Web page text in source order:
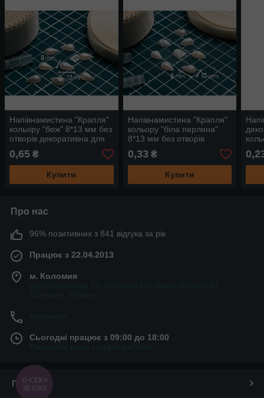
Напівнамистина "Крапля"
кольору "беж" 8*13 мм без
отворів декоративна для
декору, рукоділля, хобі
0,65 ₴
Купити
Напівнамистина "Крапля"
кольору "біла перлина"
8*13 мм без отворів
декоративна для декору,
рукоділля, хобі
0,33 ₴
Купити
Про нас
96% позитивних з 841 відгука за рік
Працює з 22.04.2013
м. Коломия
Сьогодні працює з 09:00 до 18:00
Про нас
КНОПКА
ЗВ'ЯЗКУ